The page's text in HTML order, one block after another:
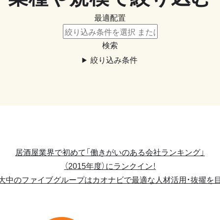
最適配置
検索
絞り込み条件
居酒屋業界で初めて「働きがいのある会社ランキング」
（2015年度）にランクイン！
中のファイブグループはカオナビで最適な人材活用・抜擢を